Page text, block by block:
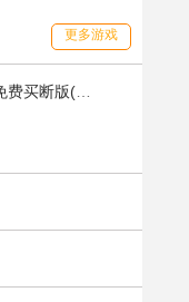
更多游戏